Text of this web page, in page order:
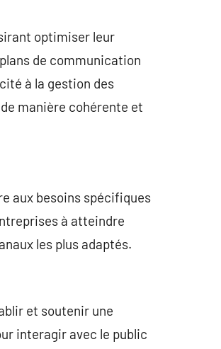
optimiser leur
de communication
à la gestion des
manière cohérente et
aux besoins spécifiques
à atteindre
les plus adaptés.
et soutenir une
interagir avec le public